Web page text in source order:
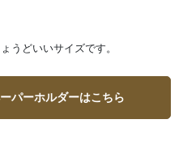
うどいいサイズです。
パーホルダーはこちら